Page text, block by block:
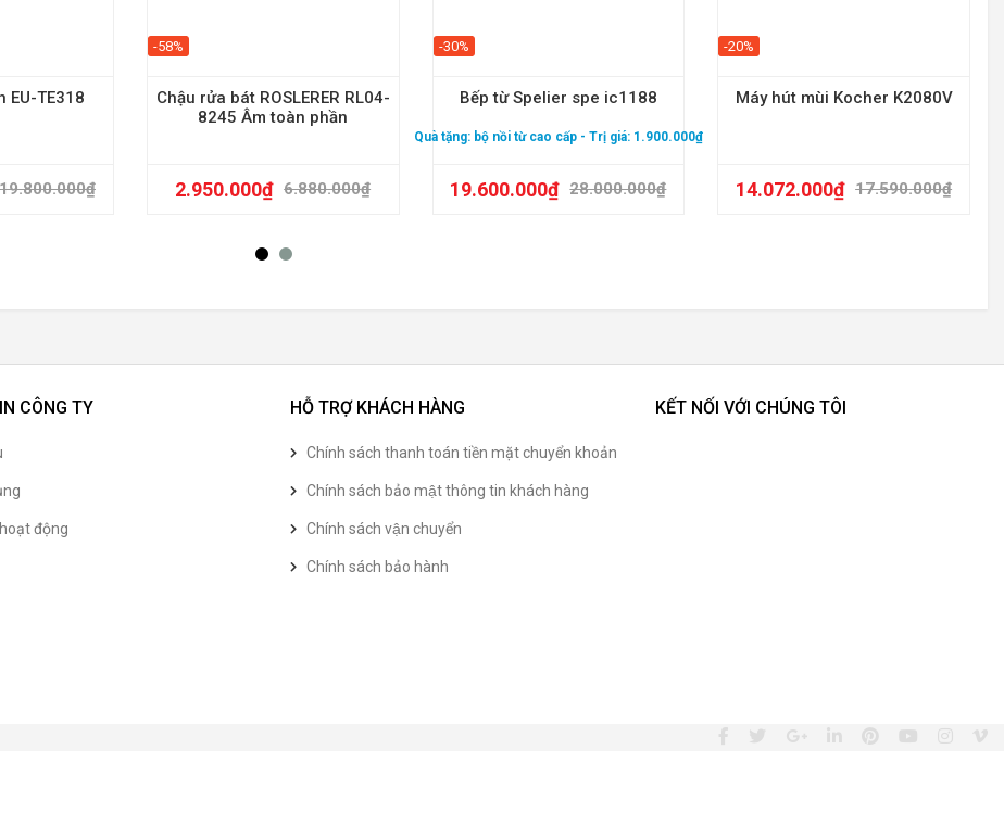
EU-TE318
19.800.000₫
-58%
Chậu rửa bát ROSLERER RL04-
8245 Âm toàn phần
6.880.000₫
2.950.000₫
-30%
Bếp từ Spelier spe ic1188
Quà tặng: bộ nồi từ cao cấp - Trị giá: 1.900.000₫
28.000.000₫
19.600.000₫
-20%
Máy hút mùi Kocher K2080V
17.590.000₫
14.072.000₫
CÔNG TY
động
HỖ TRỢ KHÁCH HÀNG
Chính sách thanh toán tiền mặt chuyển khoản
Chính sách bảo mật thông tin khách hàng
Chính sách vận chuyển
Chính sách bảo hành
KẾT NỐI VỚI CHÚNG TÔI